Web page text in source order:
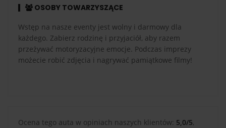
OSOBY TOWARZYSZĄCE
Wstęp na nasze eventy jest wolny i darmowy dla
każdego. Zabierz rodzinę i przyjaciół, aby razem
przeżywać motoryzacyjne emocje. Podczas imprezy
możecie robić zdjęcia i nagrywać pamiątkowe filmy!
Ocena tego auta w opiniach naszych klientów: 5,0/5,